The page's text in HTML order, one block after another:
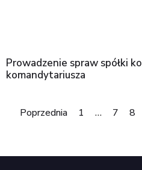
Prowadzenie spraw spółki
komandytariusza
Poprzednia 1 … 7 8